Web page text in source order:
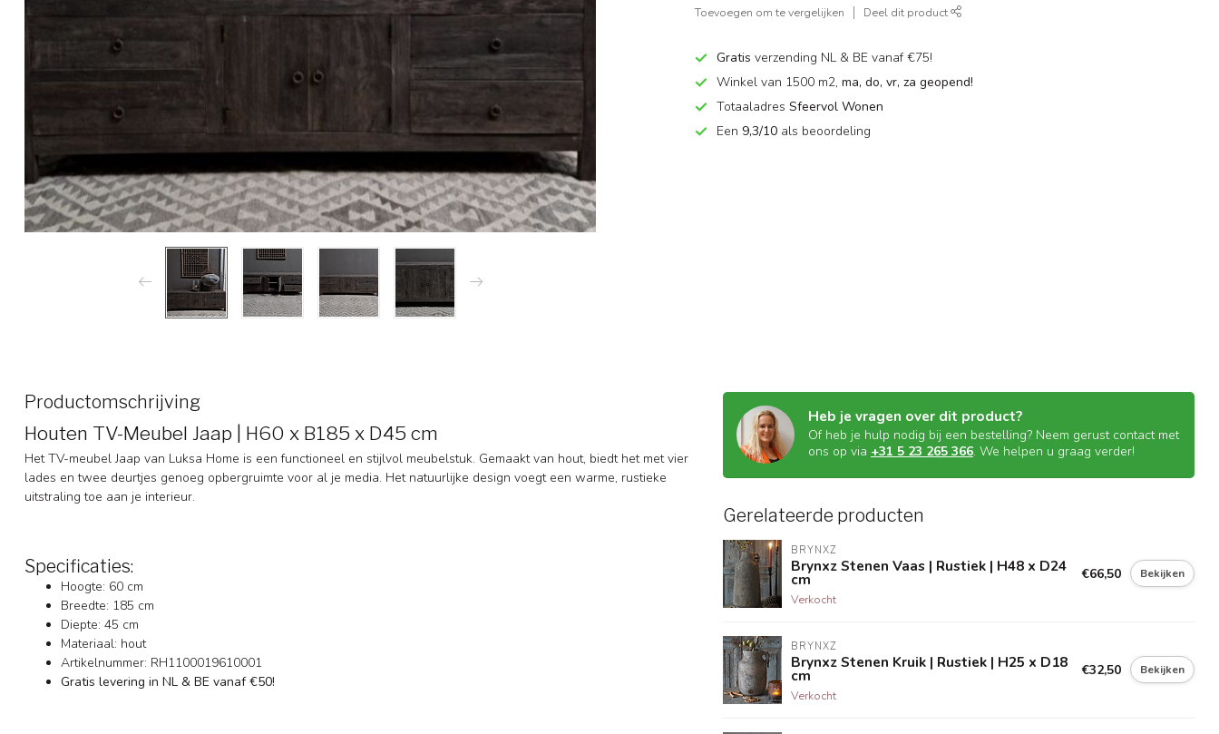
Toevoegen om te vergelijken Deel dit product
Gratisverzending NL & BE vanaf €75!
Winkel van 1500 m2,ma, do, vr, za geopend!
TotaaladresSfeervol Wonen
Een 9,3/10 als beoordeling
Productomschrijving
Houten TV-Meubel Jaap | H60 x B185 x D45 cm
Het TV-meubel Jaap van Luksa Home is een functioneel en stijlvol meubelstuk. Gemaakt van hout, biedt het met vier
lades en twee deurtjes genoeg opbergruimte voor al je media. Het natuurlijke design voegt een warme, rustieke
uitstraling toe aan je interieur.
Specificaties:
Hoogte: 60 cm
Breedte: 185 cm
Diepte: 45 cm
Materiaal: hout
Artikelnummer: RH1100019610001
Gratis levering in NL & BE vanaf €50!
Heb je vragen over dit product?
Of heb je hulp nodig bij een bestelling? Neem gerust contact met
ons op via +31 5 23 265 366. We helpen u graag verder!
Gerelateerde producten
BRYNXZ
Brynxz Stenen Vaas | Rustiek | H48 x D24
cm
Verkocht
€66,50 Bekijken
BRYNXZ
Brynxz Stenen Kruik | Rustiek | H25 x D18
cm
Verkocht
€32,50 Bekijken